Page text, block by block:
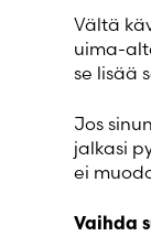
Vältä
uima-
se lisää
Jos
jalkasi
ei
Vaihda